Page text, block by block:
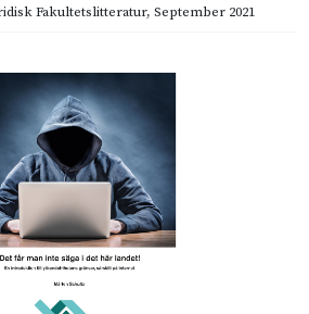
Fakultetslitteratur, September 2021